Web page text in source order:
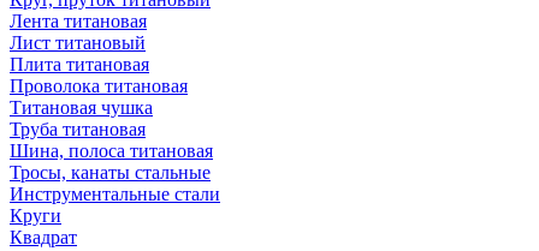
Лента титановая
Лист титановый
Плита титановая
Проволока титановая
Титановая чушка
Труба титановая
Шина, полоса титановая
Тросы, канаты стальные
Инструментальные стали
Круги
Квадрат